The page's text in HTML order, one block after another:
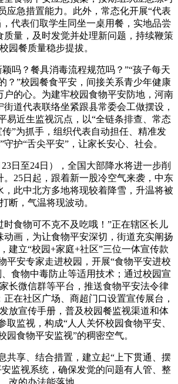
应急措置能力。此外，常态化开展“代表
代表们取学生同坐一桌用餐，实地品尝
质量，及时发觉并处理新问题，持续鞭策
校园餐质量稳步提拔。
？餐具消毒流程规范吗？”“孩子每天
？”校园餐食平安，间接关系青少年健康
户的心。为建牢校园食物平安防地，河南
道代表联络坐紧跟县常委会工做摆设，
易近生监视沉点，以“全链条排查、常态
”为抓手，组织代表自动担任、精准发
守护“舌尖平安”，让家长安心、社会。
至24日），全国大部降水将进一步削
。25日起，跟着新一股冷空气来袭，中东
，此中北方多地将现较着降雪，升温将被
打断，气温将现波动。
食物可不克不及吃哦！”正在辖区长儿
动画，为让食物平安深切，街道充实阐扬
建立“校园+家庭+社区”三位一体宣传款
平安专家走进校园，开展“食物平安进校
食物中毒防止等适用技术；通过校园宣
长微信群等平台，推送食物平安法令律
在社区广场、商超门口设置宣传展台，
放宣传手册，普及校园餐监视渠道和体
取监视，构成“人人关怀校园食物平安、
园食物平安监视”的稠密空气。
享、结合措置，建立起“上下贯通、摆
监视系统，确保发觉的问题有人管、整
改的办法能落地。